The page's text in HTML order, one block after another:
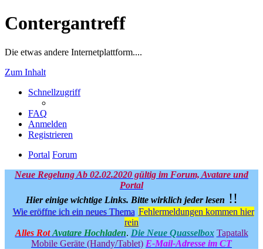
Contergantreff
Die etwas andere Internetplattform....
Zum Inhalt
Schnellzugriff
FAQ
Anmelden
Registrieren
Portal Forum
Neue Regelung Ab 02.02.2020 gültig im Forum, Avatare und
Portal
Hier einige wichtige Links. Bitte wirklich jeder lesen !!
Wie eröffne ich ein neues Thema Fehlermeldungen kommen hier
rein
Alles Rot Avatare Hochladen. Die Neue Quasselbox Tapatalk
Mobile Geräte (Handy/Tablet) E-Mail-Adresse im CT